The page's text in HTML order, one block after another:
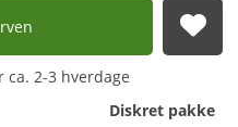
ca. 2-3 hverdage
Diskret pakke